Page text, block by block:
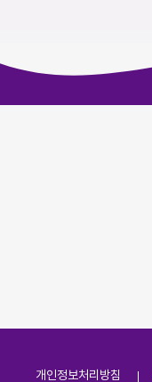
개인정보처리방침